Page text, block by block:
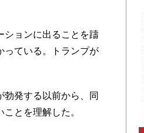
ョンに出ることを躊
っている。トランプが
発する以前から、同
とを理解した。